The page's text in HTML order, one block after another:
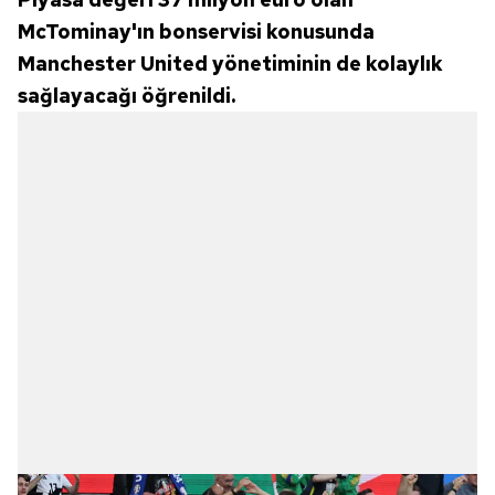
McTominay'ın bonservisi konusunda
Manchester United yönetiminin de kolaylık
sağlayacağı öğrenildi.